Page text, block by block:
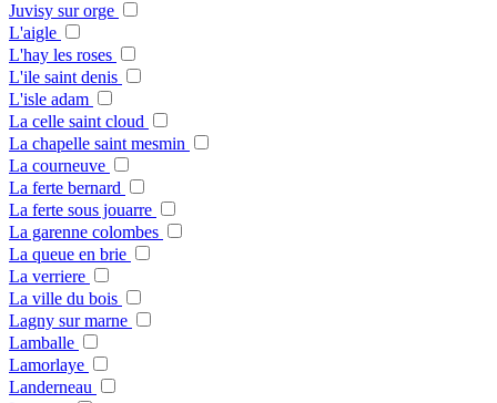
Juvisy sur orge
L'aigle
L'hay les roses
L'ile saint denis
L'isle adam
La celle saint cloud
La chapelle saint mesmin
La courneuve
La ferte bernard
La ferte sous jouarre
La garenne colombes
La queue en brie
La verriere
La ville du bois
Lagny sur marne
Lamballe
Lamorlaye
Landerneau